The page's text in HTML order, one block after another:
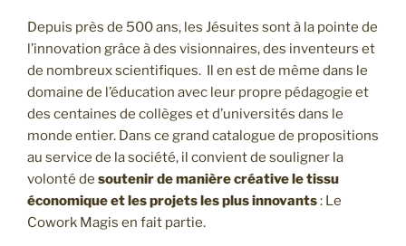
Depuis près de 500 ans, les Jésuites sont à la pointe de
l’innovation grâce à des visionnaires, des inventeurs et
de nombreux scientifiques. Il en est de même dans le
domaine de l’éducation avec leur propre pédagogie et
des centaines de collèges et d’universités dans le
monde entier. Dans ce grand catalogue de propositions
au service de la société, il convient de souligner la
volonté de soutenir de manière créative le tissu
économique et les projets les plus innovants: Le
Cowork Magis en fait partie.